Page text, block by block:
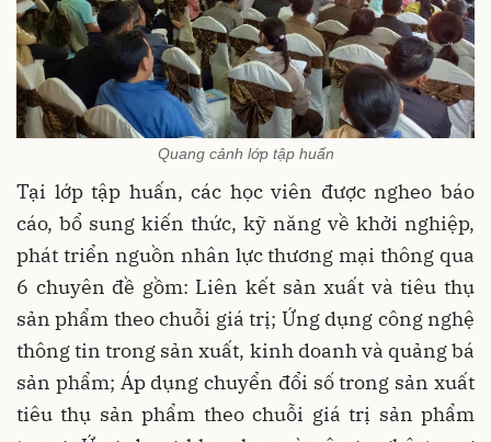
Quang cảnh lớp tập huấn
Tại lớp tập huấn, các học viên được ngheo báo
cáo, bổ sung kiến thức, kỹ năng về khởi nghiệp,
phát triển nguồn nhân lực thương mại thông qua
6 chuyên đề gồm: Liên kết sản xuất và tiêu thụ
sản phẩm theo chuỗi giá trị; Ứng dụng công nghệ
thông tin trong sản xuất, kinh doanh và quảng bá
sản phẩm; Áp dụng chuyển đổi số trong sản xuất
tiêu thụ sản phẩm theo chuỗi giá trị sản phẩm